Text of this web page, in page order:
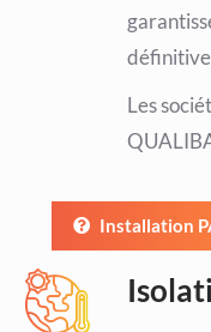
Les
Installation